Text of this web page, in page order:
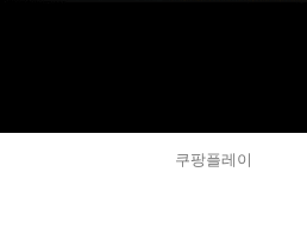
쿠팡플레이